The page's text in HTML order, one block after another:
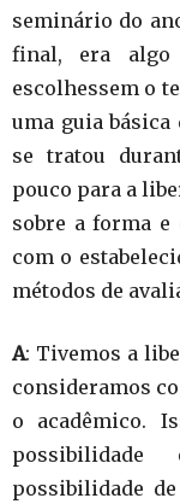
seminário do
final, era algo
escolhessem o
uma guia básica
se tratou
pouco para a
sobre a forma e
com o
métodos de
A: Tivemos a
consideramos
o acadêmico.
possibilidade